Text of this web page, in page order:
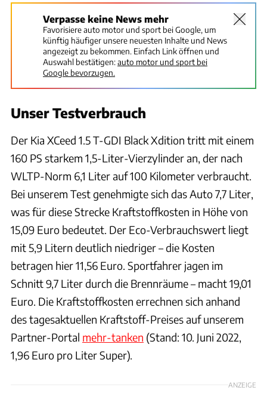
Verpasse keine News mehr
Favorisiere auto motor und sport bei Google, um
künftig häufiger unsere neuesten Inhalte und News
angezeigt zu bekommen. Einfach Link öffnen und
Auswahl bestätigen:auto motor und sport bei
Google bevorzugen.
Unser Testverbrauch
Der Kia XCeed 1.5 T-GDI Black Xdition tritt mit einem
160 PS starkem 1,5-Liter-Vierzylinder an, der nach
WLTP-Norm 6,1 Liter auf 100 Kilometer verbraucht.
Bei unserem Test genehmigte sich das Auto 7,7 Liter,
was für diese Strecke Kraftstoffkosten in Höhe von
15,09 Euro bedeutet. Der Eco-Verbrauchswert liegt
mit 5,9 Litern deutlich niedriger – die Kosten
betragen hier 11,56 Euro. Sportfahrer jagen im
Schnitt 9,7 Liter durch die Brennräume – macht 19,01
Euro. Die Kraftstoffkosten errechnen sich anhand
des tagesaktuellen Kraftstoff-Preises auf unserem
Partner-Portal mehr-tanken (Stand: 10. Juni 2022,
1,96 Euro pro Liter Super).
ANZEIGE